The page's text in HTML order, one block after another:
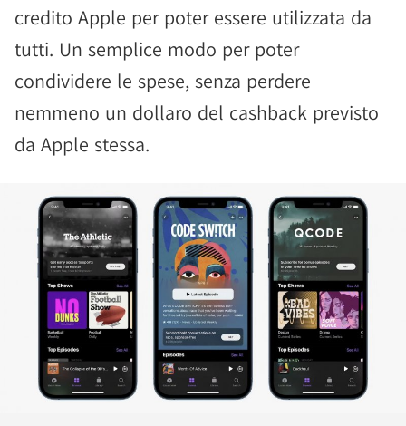
credito Apple per poter essere utilizzata da
tutti. Un semplice modo per poter
condividere le spese, senza perdere
nemmeno un dollaro del cashback previsto
da Apple stessa.